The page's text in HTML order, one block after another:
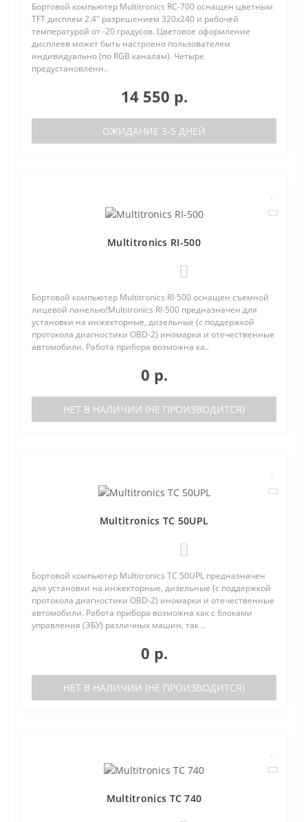
Бортовой компьютер Multitronics RC-700 оснащен цветным
TFT дисплем 2.4" разрешением 320х240 и рабочей
температурой от -20 градусов. Цветовое оформление
дисплеев может быть настроено пользователем
индивидуально (по RGB каналам). Четыре
предустановленн..
14 550 р.
ОЖИДАНИЕ 3-5 ДНЕЙ
Multitronics RI-500
Бортовой компьютер Multitronics RI-500 оснащен съемной
лицевой панелью!Multitronics RI-500 предназначен для
установки на инжекторные, дизельные (с поддержкой
протокола диагностики OBD-2) иномарки и отечественные
автомобили. Работа прибора возможна ка..
0 р.
НЕТ В НАЛИЧИИ (НЕ ПРОИЗВОДИТСЯ)
Multitronics TC 50UPL
Бортовой компьютер Multitronics TC 50UPL предназначен
для установки на инжекторные, дизельные (с поддержкой
протокола диагностики OBD-2) иномарки и отечественные
автомобили. Работа прибора возможна как с блоками
управления (ЭБУ) различных машин, так ..
0 р.
НЕТ В НАЛИЧИИ (НЕ ПРОИЗВОДИТСЯ)
Multitronics TC 740